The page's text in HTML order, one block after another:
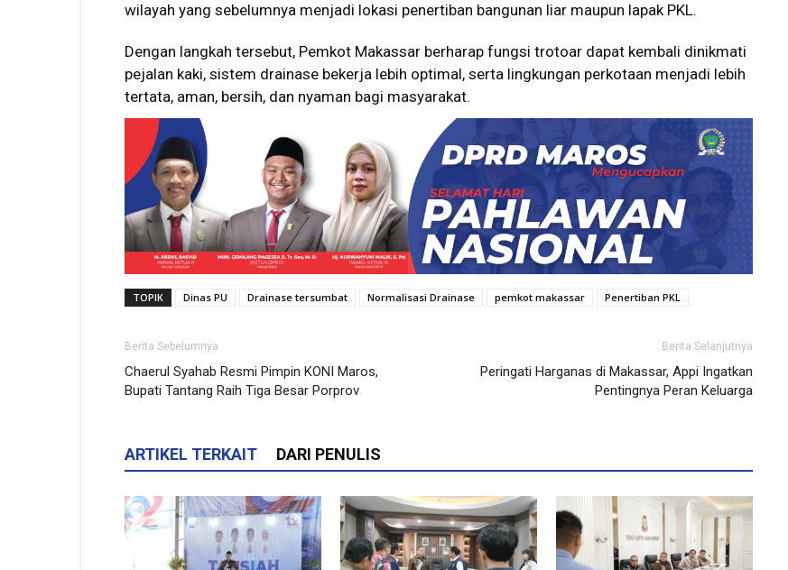
wilayah yang sebelumnya menjadi lokasi penertiban bangunan liar maupun lapak PKL.
Dengan langkah tersebut, Pemkot Makassar berharap fungsi trotoar dapat kembali dinikmati
pejalan kaki, sistem drainase bekerja lebih optimal, serta lingkungan perkotaan menjadi lebih
tertata, aman, bersih, dan nyaman bagi masyarakat.
TOPIK Dinas PU Drainase tersumbat Normalisasi Drainase pemkot makassar Penertiban PKL
Berita Sebelumnya
Chaerul Syahab Resmi Pimpin KONI Maros,
Bupati Tantang Raih Tiga Besar Porprov
Berita Selanjutnya
Peringati Harganas di Makassar, Appi Ingatkan
Pentingnya Peran Keluarga
ARTIKEL TERKAIT DARI PENULIS